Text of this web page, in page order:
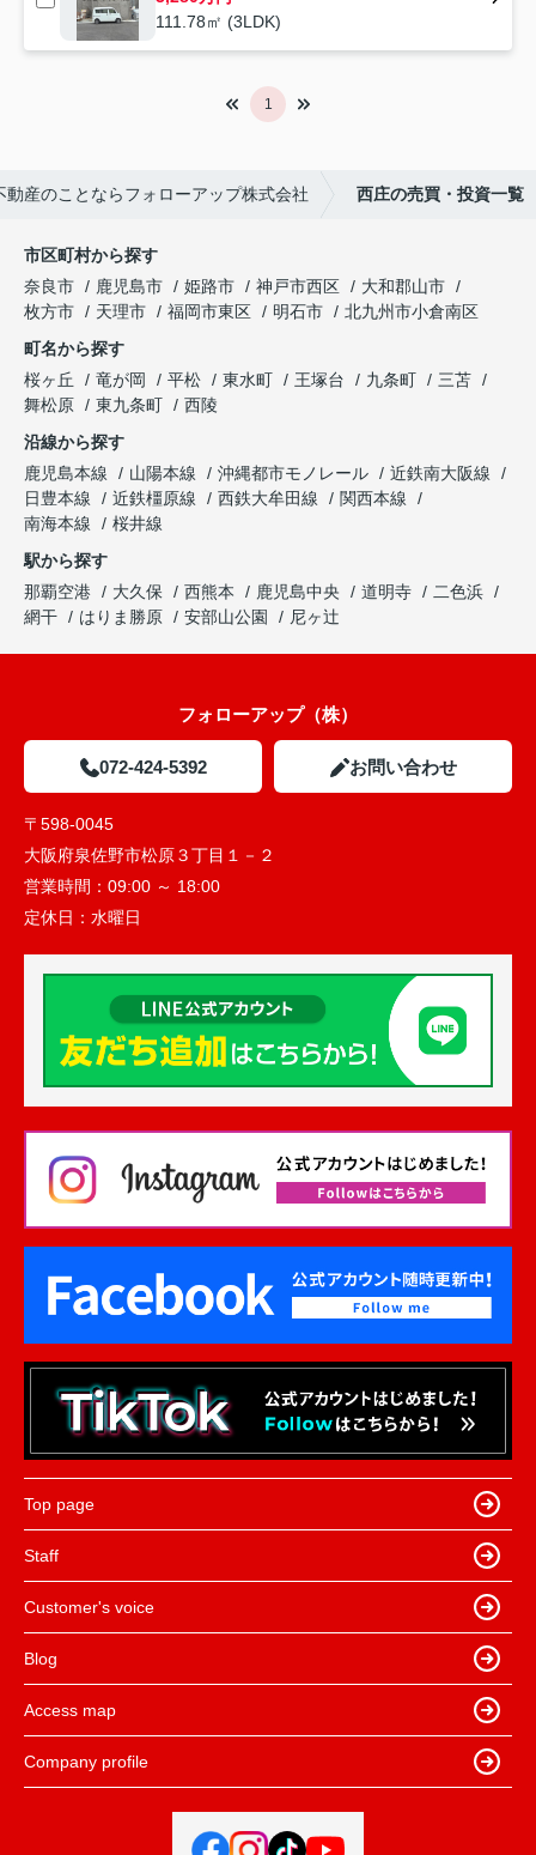
111.78㎡ (3LDK)
1
動産のことならフォローアップ株式会社 西庄の売買・投資一覧
市区町村から探す
奈良市
鹿児島市 姫路市 神戸市西区
大和郡山市
枚方市
天理市 福岡市東区 明石市
北九州市小倉南区
町名から探す
桜ヶ丘
竜が岡 平松 東水町 王塚台 九条町
三苫
舞松原
東九条町
西陵
沿線から探す
鹿児島本線
山陽本線 沖縄都市モノレール
近鉄南大阪線
日豊本線
近鉄橿原線 西鉄大牟田線
関西本線
南海本線
桜井線
駅から探す
那覇空港
大久保 西熊本 鹿児島中央 道明寺
二色浜
網干
はりま勝原 安部山公園 尼ヶ辻
フォローアップ（株）
072-424-5392 お問い合わせ
〒598-0045
大阪府泉佐野市松原３丁目１－２
営業時間： 09:00 ～ 18:00
定休日： 水曜日
Top page
Staff
Customer's voice
Blog
Access map
Company profile